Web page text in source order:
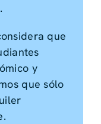
que
y
que sólo